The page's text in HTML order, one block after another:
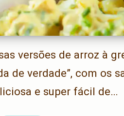
versões de arroz à
de verdade”, com os
e super fácil de…